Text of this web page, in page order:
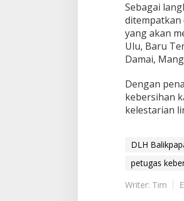
Sebagai
ditempatkan
yang akan
Ulu, Baru
Damai,
Dengan
kebersihan
kelestarian
DLH
petugas
Writer: Tim